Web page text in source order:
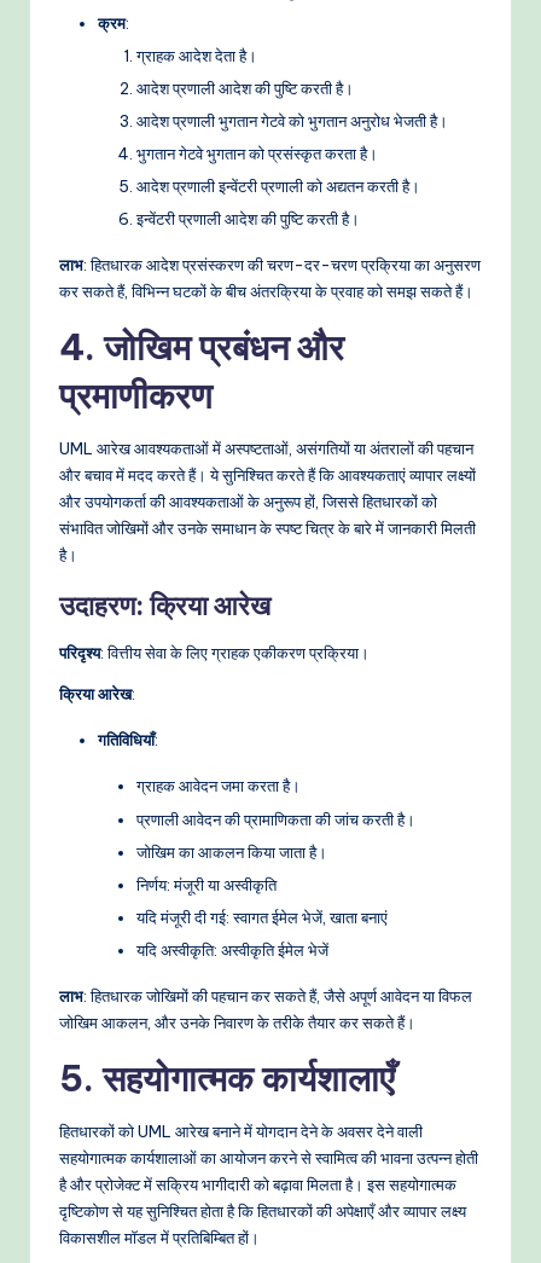
क्रम:
ग्राहक आदेश देता है।
आदेश प्रणाली आदेश की पुष्टि करती है।
आदेश प्रणाली भुगतान गेटवे को भुगतान अनुरोध भेजती है।
भुगतान गेटवे भुगतान को प्रसंस्कृत करता है।
आदेश प्रणाली इन्वेंटरी प्रणाली को अद्यतन करती है।
इन्वेंटरी प्रणाली आदेश की पुष्टि करती है।
लाभ: हितधारक आदेश प्रसंस्करण की चरण-दर-चरण प्रक्रिया का अनुसरण
कर सकते हैं, विभिन्न घटकों के बीच अंतरक्रिया के प्रवाह को समझ सकते हैं।
4. जोखिम प्रबंधन और
प्रमाणीकरण
UML आरेख आवश्यकताओं में अस्पष्टताओं, असंगतियों या अंतरालों की पहचान
और बचाव में मदद करते हैं। ये सुनिश्चित करते हैं कि आवश्यकताएं व्यापार लक्ष्यों
और उपयोगकर्ता की आवश्यकताओं के अनुरूप हों, जिससे हितधारकों को
संभावित जोखिमों और उनके समाधान के स्पष्ट चित्र के बारे में जानकारी मिलती
है।
उदाहरण: क्रिया आरेख
परिदृश्य: वित्तीय सेवा के लिए ग्राहक एकीकरण प्रक्रिया।
क्रिया आरेख:
गतिविधियाँ:
ग्राहक आवेदन जमा करता है।
प्रणाली आवेदन की प्रामाणिकता की जांच करती है।
जोखिम का आकलन किया जाता है।
निर्णय: मंजूरी या अस्वीकृति
यदि मंजूरी दी गई: स्वागत ईमेल भेजें, खाता बनाएं
यदि अस्वीकृति: अस्वीकृति ईमेल भेजें
लाभ: हितधारक जोखिमों की पहचान कर सकते हैं, जैसे अपूर्ण आवेदन या विफल
जोखिम आकलन, और उनके निवारण के तरीके तैयार कर सकते हैं।
5. सहयोगात्मक कार्यशालाएँ
हितधारकों को UML आरेख बनाने में योगदान देने के अवसर देने वाली
सहयोगात्मक कार्यशालाओं का आयोजन करने से स्वामित्व की भावना उत्पन्न होती
है और प्रोजेक्ट में सक्रिय भागीदारी को बढ़ावा मिलता है। इस सहयोगात्मक
दृष्टिकोण से यह सुनिश्चित होता है कि हितधारकों की अपेक्षाएँ और व्यापार लक्ष्य
विकासशील मॉडल में प्रतिबिम्बित हों।